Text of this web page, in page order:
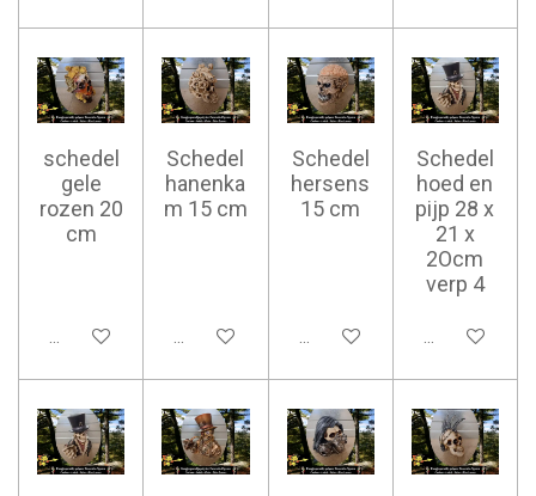
schedel
gele
rozen 20
cm
Ajouter au panier
Schedel
hanenka
m 15 cm
Ajouter au panier
Schedel
hersens
15 cm
Ajouter au panier
Schedel
hoed en
pijp 28 x
21 x
2Ocm
verp 4
Ajouter au